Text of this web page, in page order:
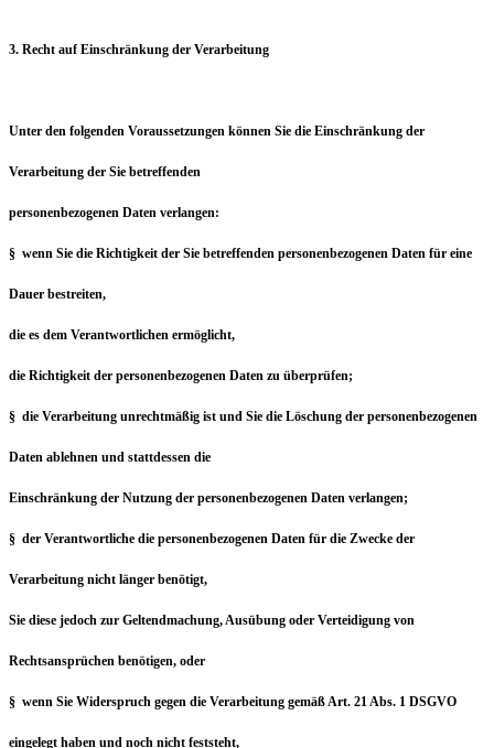
3. Recht auf Einschränkung der Verarbeitung
Unter den folgenden Voraussetzungen können Sie die Einschränkung der
Verarbeitung der Sie betreffenden
personenbezogenen Daten verlangen:
§ wenn Sie die Richtigkeit der Sie betreffenden personenbezogenen Daten für eine
Dauer bestreiten,
die es dem Verantwortlichen ermöglicht,
die Richtigkeit der personenbezogenen Daten zu überprüfen;
§ die Verarbeitung unrechtmäßig ist und Sie die Löschung der personenbezogenen
Daten ablehnen und stattdessen die
Einschränkung der Nutzung der personenbezogenen Daten verlangen;
§ der Verantwortliche die personenbezogenen Daten für die Zwecke der
Verarbeitung nicht länger benötigt,
Sie diese jedoch zur Geltendmachung, Ausübung oder Verteidigung von
Rechtsansprüchen benötigen, oder
§ wenn Sie Widerspruch gegen die Verarbeitung gemäß Art. 21 Abs. 1 DSGVO
eingelegt haben und noch nicht feststeht,